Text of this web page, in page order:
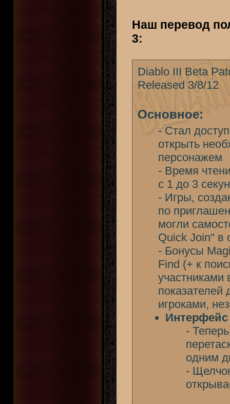
Наш перевод
3:
Diablo III Beta
Released 3/8/12
Основное:
- Стал
открыть
персонажем
- Время
с 1 до 3
- Игры,
по
могли
Quick Join" в
- Бонусы
Find (+ к
участниками
показателей
игроками,
-
одним
-